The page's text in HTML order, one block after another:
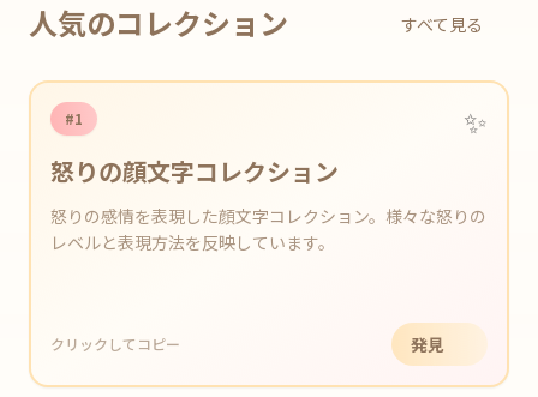
人気のコレクション すべて見る
#1 ✨
怒りの顔文字コレクション
怒りの感情を表現した顔文字コレクション。様々な怒りの
レベルと表現方法を反映しています。
クリックしてコピー 発見